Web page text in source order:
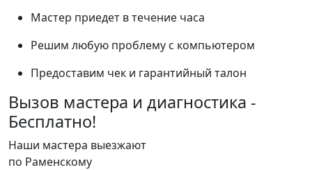
Мастер приедет в течение часа
Решим любую проблему с компьютером
Предоставим чек и гарантийный талон
Вызов мастера и диагностика -
Бесплатно!
Наши мастера выезжают
по Раменскому